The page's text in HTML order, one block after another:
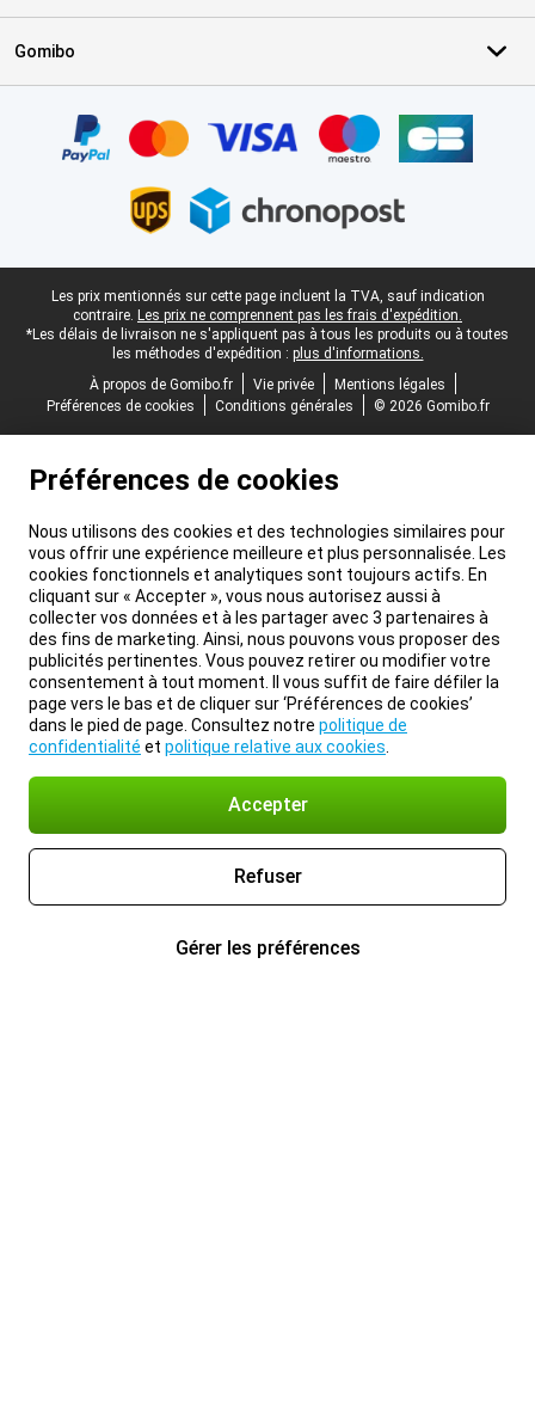
Gomibo
Pied-de-page légal
Les prix mentionnés sur cette page incluent la TVA, sauf indication
contraire. Les prix ne comprennent pas les frais d'expédition.
*Les délais de livraison ne s'appliquent pas à tous les produits ou à toutes
les méthodes d'expédition : plus d'informations.
À propos de Gomibo.fr
Vie privée
Mentions légales
Préférences de cookies
Conditions générales © 2026 Gomibo.fr
Préférences de cookies
Nous utilisons des cookies et des technologies similaires pour
vous offrir une expérience meilleure et plus personnalisée. Les
cookies fonctionnels et analytiques sont toujours actifs. En
cliquant sur « Accepter », vous nous autorisez aussi à
collecter vos données et à les partager avec 3 partenaires à
des fins de marketing. Ainsi, nous pouvons vous proposer des
publicités pertinentes. Vous pouvez retirer ou modifier votre
consentement à tout moment. Il vous suffit de faire défiler la
page vers le bas et de cliquer sur ‘Préférences de cookies’
dans le pied de page. Consultez notre politique de
confidentialité et politique relative aux cookies
Accepter
Refuser
Gérer les préférences